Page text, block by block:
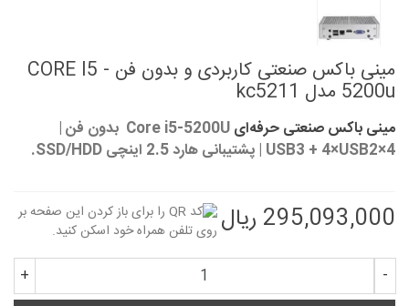
مینی باکس صنعتی کاربردی و بدون فن CORE I5 -
5200u مدل kc5211
مینی باکس صنعتی حرفه‌ای
Core i5-5200U بدون فن |
4×USB3 + 4×USB2 | پشتیبانی هارد 2.5 اینچی SSD/HDD.
295,093,000 ریال
-
+